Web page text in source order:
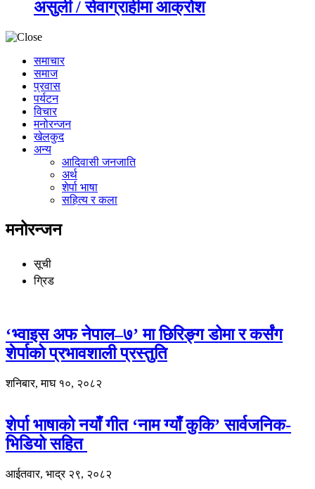
असुली / सेवाग्राहीमा आक्रोश
समाचार
समाज
प्रवास
पर्यटन
विचार
मनोरन्जन
खेलकुद
अन्य
आदिवासी जनजाति
अर्थ
शेर्पा भाषा
सहित्य र कला
मनोरन्जन
सूची
ग्रिड
‘भ्वाइस अफ नेपाल–७’ मा छिरिङ्ग डोमा र कर्संग
शेर्पाको प्रभावशाली प्रस्तुति
शनिबार, माघ १०, २०८२
शेर्पा भाषाको नयाँ गीत ‘नाम ग्याँ कुकि’ सार्वजनिक-
भिडियो सहित
आईतवार, भाद्र २९, २०८२